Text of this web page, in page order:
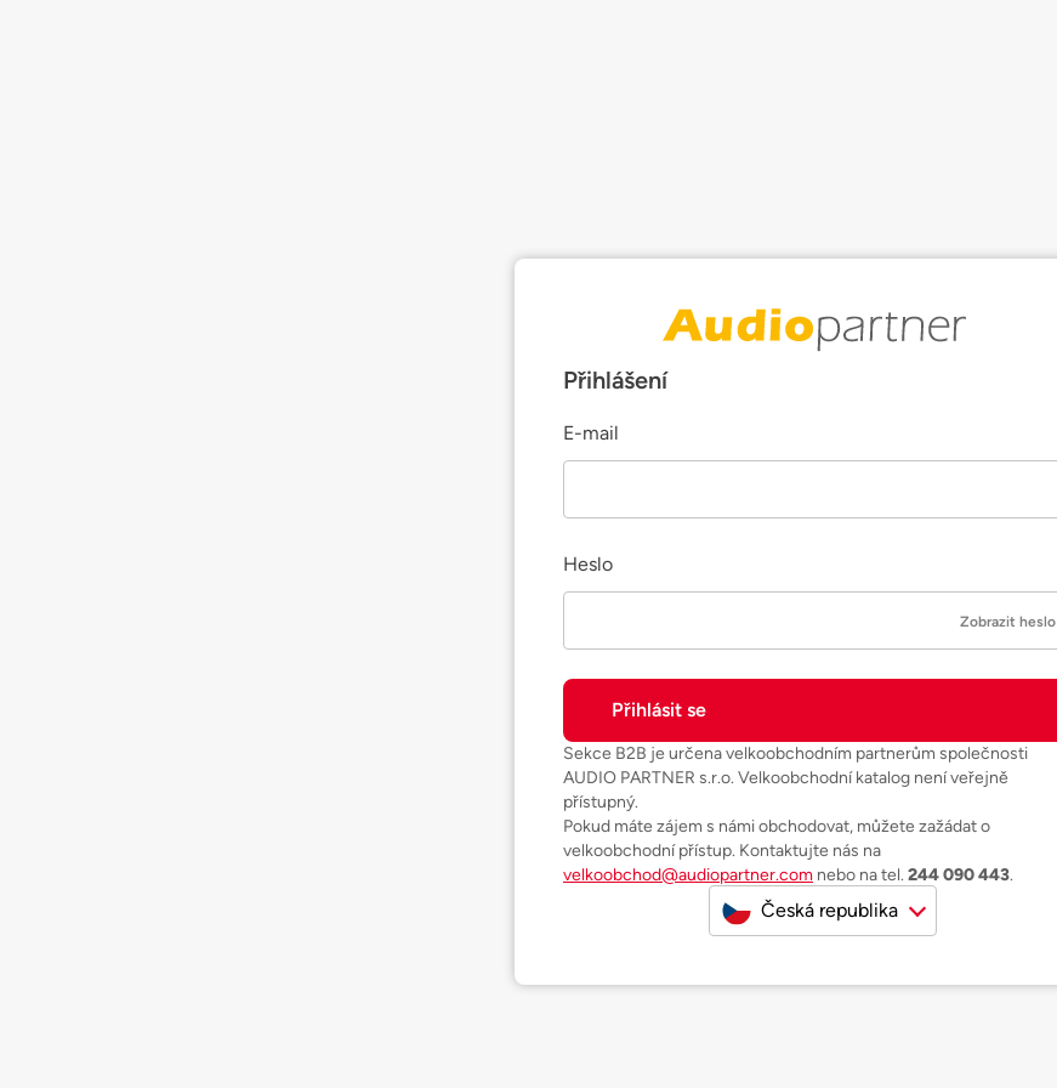
Přihlášení
E-mail
Heslo
Zobrazit heslo
Sekce B2B je určena velkoobchodním partnerům společnosti
AUDIO PARTNER s.r.o. Velkoobchodní katalog není veřejně
přístupný.
Pokud máte zájem s námi obchodovat, můžete zažádat o
velkoobchodní přístup. Kontaktujte nás na
velkoobchod@audiopartner.com nebo na tel. 244 090 443.
Česká republika